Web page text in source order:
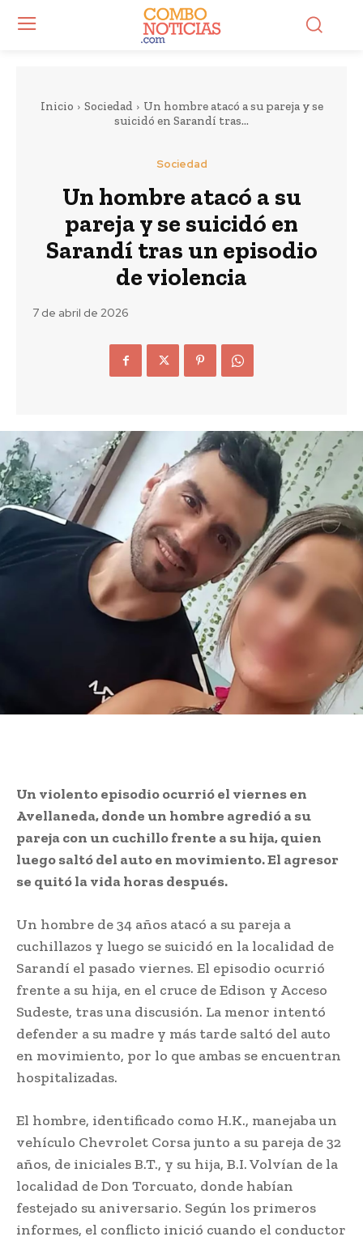
Inicio Sociedad
Un hombre atacó a su pareja y se
suicidó en Sarandí tras...
Sociedad
Un hombre atacó a su
pareja y se suicidó en
Sarandí tras un episodio
de violencia
7 de abril de 2026
Un violento episodio ocurrió el viernes en
Avellaneda, donde un hombre agredió a su
pareja con un cuchillo frente a su hija, quien
luego saltó del auto en movimiento. El agresor
se quitó la vida horas después.
Un hombre de 34 años atacó a su pareja a
cuchillazos y luego se suicidó en la localidad de
Sarandí el pasado viernes. El episodio ocurrió
frente a su hija, en el cruce de Edison y Acceso
Sudeste, tras una discusión. La menor intentó
defender a su madre y más tarde saltó del auto
en movimiento, por lo que ambas se encuentran
hospitalizadas.
El hombre, identificado como H.K., manejaba un
vehículo Chevrolet Corsa junto a su pareja de 32
años, de iniciales B.T., y su hija, B.I. Volvían de la
localidad de Don Torcuato, donde habían
festejado su aniversario. Según los primeros
informes, el conflicto inició cuando el conductor